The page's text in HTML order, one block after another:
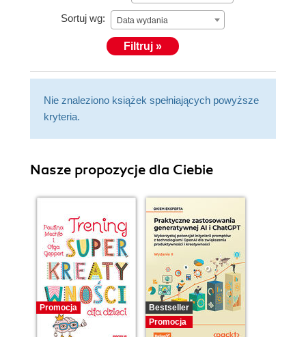
Sortuj wg: Data wydania
Filtruj »
Nie znaleziono książek spełniających powyższe
kryteria.
Nasze propozycje dla Ciebie
Promocja
Bestseller
Promocja